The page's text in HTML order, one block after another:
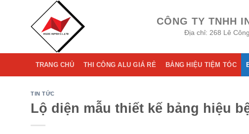
CÔNG TY TNHH
Địa chỉ: 268 Lê
TRANG CHỦ THI CÔNG ALU GIÁ RẺ BẢNG HIỆU TIỆM TÓC
TIN TỨC
Lộ diện mẫu thiết kế bảng hiệu